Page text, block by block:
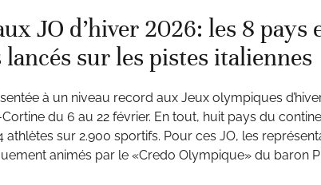
JO d’hiver 2026: les 8 pays
lancés sur les pistes italiennes
à un niveau record aux Jeux olympiques
du 6 au 22 février. En tout, huit pays du
athlètes sur 2.900 sportifs. Pour ces JO, les
animés par le «Credo Olympique» du baron